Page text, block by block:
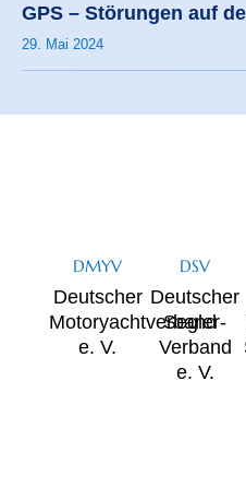
GPS – Störungen auf
29. Mai 2024
DMYV
Deutscher
Motoryachtverband
e. V.
DSV
Deutscher
Segler-
Verband
e. V.